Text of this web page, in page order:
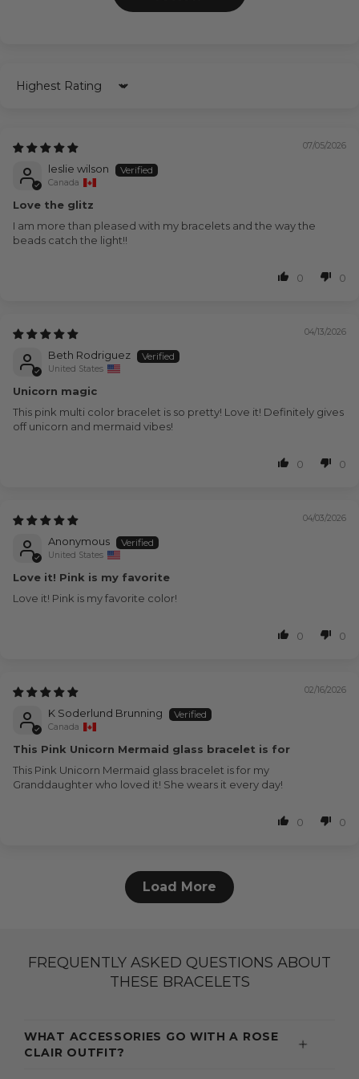
Sort by
07/05/2026
leslie wilson
Canada
Love the glitz
I am more than pleased with my bracelets and the way the
beads catch the light!!
0 0
04/13/2026
Beth Rodriguez
United States
Unicorn magic
This pink multi color bracelet is so pretty! Love it! Definitely gives
off unicorn and mermaid vibes!
0 0
04/03/2026
Anonymous
United States
Love it! Pink is my favorite
Love it! Pink is my favorite color!
0 0
02/16/2026
K Soderlund Brunning
Canada
This Pink Unicorn Mermaid glass bracelet is for
This Pink Unicorn Mermaid glass bracelet is for my
Granddaughter who loved it! She wears it every day!
0 0
Load More
FREQUENTLY ASKED QUESTIONS ABOUT
THESE BRACELETS
WHAT ACCESSORIES GO WITH A ROSE
CLAIR OUTFIT?